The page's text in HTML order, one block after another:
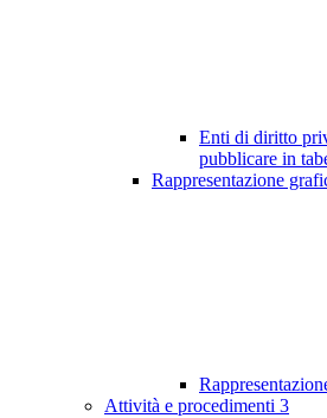
Enti di diritto
pubblicare in
Rappresentazione
Attività e procedimenti 3